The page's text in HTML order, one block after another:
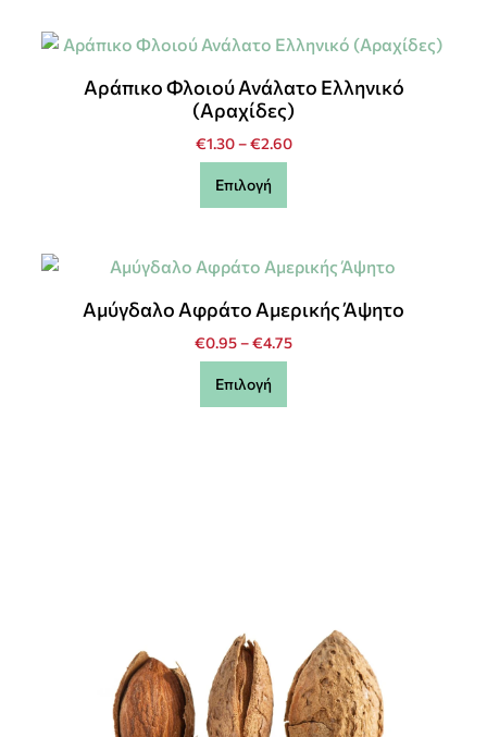
Αράπικο Φλοιού Ανάλατο Ελληνικό
(Αραχίδες)
€1.30 – €2.60
Επιλογή
Αμύγδαλο Αφράτο Αμερικής Άψητο
€0.95–€4.75
Επιλογή